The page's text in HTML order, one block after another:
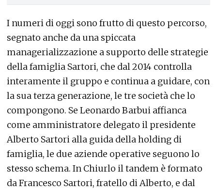
I numeri di oggi sono frutto di questo percorso,
segnato anche da una spiccata
managerializzazione a supporto delle strategie
della famiglia Sartori, che dal 2014 controlla
interamente il gruppo e continua a guidare, con
la sua terza generazione, le tre società che lo
compongono. Se Leonardo Barbui affianca
come amministratore delegato il presidente
Alberto Sartori alla guida della holding di
famiglia, le due aziende operative seguono lo
stesso schema. In Chiurlo il tandem è formato
da Francesco Sartori, fratello di Alberto, e dal